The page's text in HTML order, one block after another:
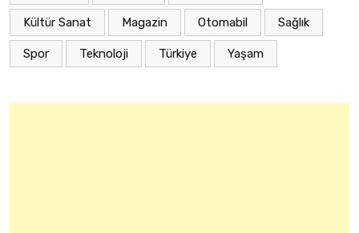
Kültür Sanat Magazin Otomabil Sağlık
Spor Teknoloji Türkiye Yaşam